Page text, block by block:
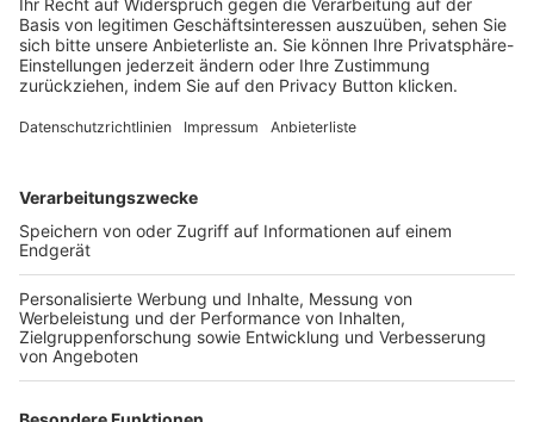
Login SpielPlus
FOLGE DEM BFV
TOP-VEREINE
TOP-PARTNER